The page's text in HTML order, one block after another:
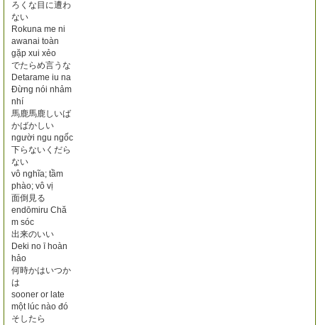
ろくな目に遭わ
ない
Rokuna me ni
awanai toàn
gặp xui xẻo
でたらめ言うな
Detarame iu na
Đừng nói nhảm
nhí
馬鹿馬鹿しいば
かばかしい
người ngu ngốc
下らないくだら
ない
vô nghĩa; tầm
phào; vô vị
面倒見る
endōmiru Chă
m sóc
出来のいい
Deki no ī hoàn
hảo
何時かはいつか
は
sooner or late
một lúc nào đó
そしたら